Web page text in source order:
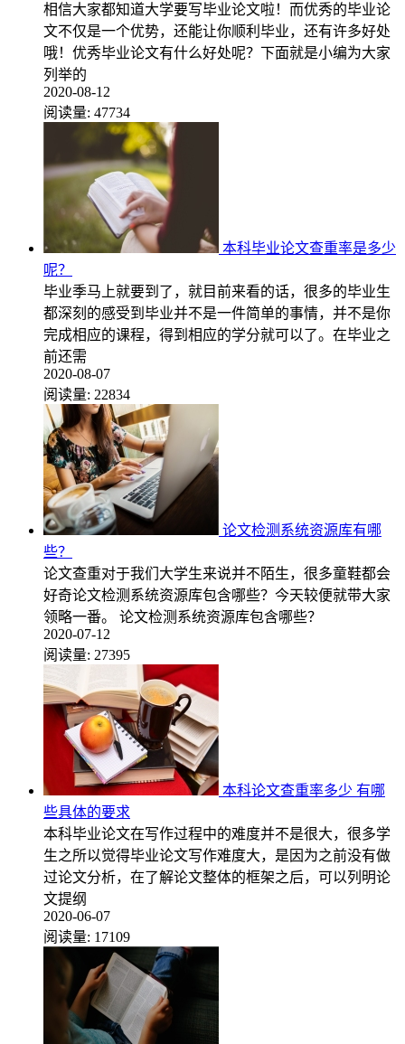
相信大家都知道大学要写毕业论文啦！而优秀的毕业论
文不仅是一个优势，还能让你顺利毕业，还有许多好处
哦！优秀毕业论文有什么好处呢？下面就是小编为大家
列举的
2020-08-12
阅读量: 47734
本科毕业论文查重率是多少
呢？
毕业季马上就要到了，就目前来看的话，很多的毕业生
都深刻的感受到毕业并不是一件简单的事情，并不是你
完成相应的课程，得到相应的学分就可以了。在毕业之
前还需
2020-08-07
阅读量: 22834
论文检测系统资源库有哪
些？
论文查重对于我们大学生来说并不陌生，很多童鞋都会
好奇论文检测系统资源库包含哪些？今天较便就带大家
领略一番。 论文检测系统资源库包含哪些？
2020-07-12
阅读量: 27395
本科论文查重率多少 有哪
些具体的要求
本科毕业论文在写作过程中的难度并不是很大，很多学
生之所以觉得毕业论文写作难度大，是因为之前没有做
过论文分析，在了解论文整体的框架之后，可以列明论
文提纲
2020-06-07
阅读量: 17109